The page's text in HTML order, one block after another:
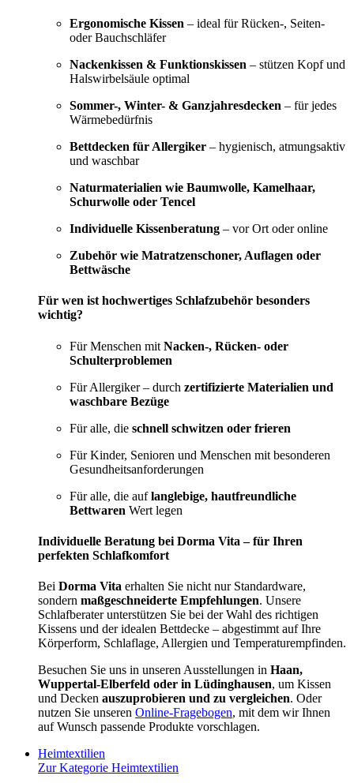
Ergonomische Kissen – ideal für Rücken-, Seiten-
oder Bauchschläfer
Nackenkissen & Funktionskissen – stützen Kopf und
Halswirbelsäule optimal
Sommer-, Winter- & Ganzjahresdecken – für jedes
Wärmebedürfnis
Bettdecken für Allergiker – hygienisch, atmungsaktiv
und waschbar
Naturmaterialien wie Baumwolle, Kamelhaar,
Schurwolle oder Tencel
Individuelle Kissenberatung – vor Ort oder online
Zubehör wie Matratzenschoner, Auflagen oder
Bettwäsche
Für wen ist hochwertiges Schlafzubehör besonders
wichtig?
Für Menschen mit Nacken-, Rücken- oder
Schulterproblemen
Für Allergiker – durch zertifizierte Materialien und
waschbare Bezüge
Für alle, die schnell schwitzen oder frieren
Für Kinder, Senioren und Menschen mit besonderen
Gesundheitsanforderungen
Für alle, die auflanglebige, hautfreundliche
Bettwaren Wert legen
Individuelle Beratung bei Dorma Vita – für Ihren
perfekten Schlafkomfort
Bei Dorma Vita erhalten Sie nicht nur Standardware,
sondern maßgeschneiderte Empfehlungen. Unsere
Schlafberater unterstützen Sie bei der Wahl des richtigen
Kissens und der idealen Bettdecke – abgestimmt auf Ihre
Körperform, Schlaflage, Allergien und Temperaturempfinden.
Besuchen Sie uns in unseren Ausstellungen in Haan,
Wuppertal-Elberfeld oder in Lüdinghausen, um Kissen
und Decken auszuprobieren und zu vergleichen. Oder
nutzen Sie unseren Online-Fragebogen, mit dem wir Ihnen
auf Wunsch passende Produkte vorschlagen.
Heimtextilien
Zur Kategorie Heimtextilien